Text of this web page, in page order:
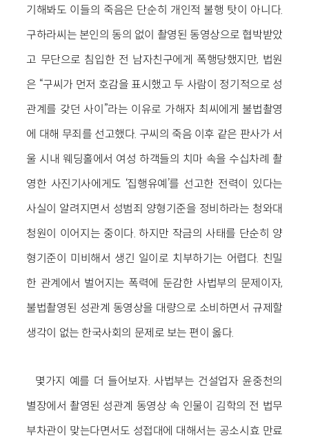
기해봐도 이들의 죽음은 단순히 개인적 불행 탓이 아니다.
구하라씨는 본인의 동의 없이 촬영된 동영상으로 협박받았
고 무단으로 침입한 전 남자친구에게 폭행당했지만, 법원
은 “구씨가 먼저 호감을 표시했고 두 사람이 정기적으로 성
관계를 갖던 사이”라는 이유로 가해자 최씨에게 불법촬영
에 대해 무죄를 선고했다. 구씨의 죽음 이후 같은 판사가 서
울 시내 웨딩홀에서 여성 하객들의 치마 속을 수십차례 촬
영한 사진기사에게도 ‘집행유예’를 선고한 전력이 있다는
사실이 알려지면서 성범죄 양형기준을 정비하라는 청와대
청원이 이어지는 중이다. 하지만 작금의 사태를 단순히 양
형기준이 미비해서 생긴 일이로 치부하기는 어렵다. 친밀
한 관계에서 벌어지는 폭력에 둔감한 사법부의 문제이자,
불법촬영된 성관계 동영상을 대량으로 소비하면서 규제할
생각이 없는 한국사회의 문제로 보는 편이 옳다.
몇가지 예를 더 들어보자. 사법부는 건설업자 윤중천의
별장에서 촬영된 성관계 동영상 속 인물이 김학의 전 법무
부차관이 맞는다면서도 성접대에 대해서는 공소시효 만료